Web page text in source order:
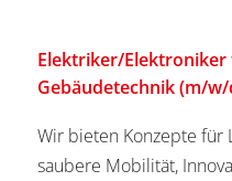
Elektriker/Elektroniker
Gebäudetechnik (m/
Wir bieten Konzepte für
saubere Mobilität,